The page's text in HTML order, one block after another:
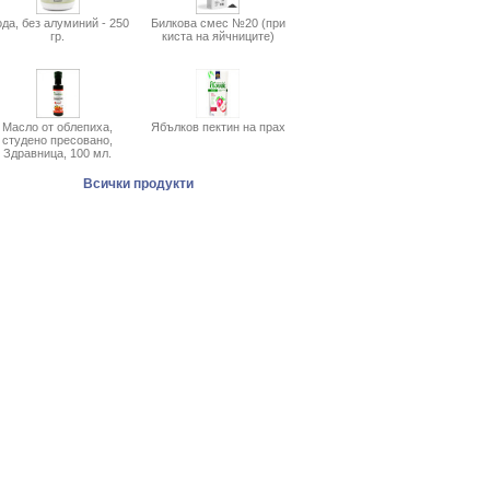
без алуминий - 250
гр.
Билкова смес №20 (при
киста на яйчниците)
Масло от облепиха,
студено пресовано,
Здравница, 100 мл.
Ябълков пектин на прах
Всички продукти